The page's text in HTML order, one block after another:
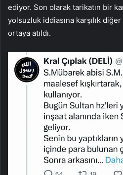
ediyor. Son olarak tarikatın bir
yolsuzluk iddiasına karşılık
ortaya atıldı.